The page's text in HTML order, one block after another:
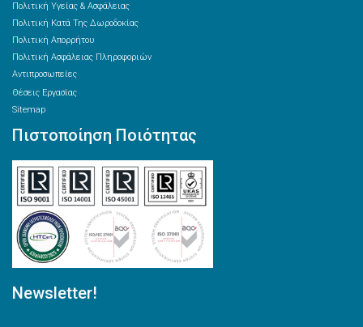
Πολιτική Υγείας & Ασφάλειας
Πολιτική Κατά Της Δωροδοκίας
Πολιτική Απορρήτου
Πολιτική Ασφάλειας Πληροφοριών
Αντιπροσωπείες
Θέσεις Εργασίας
Sitemap
Πιστοποίηση Ποιότητας
Newsletter!